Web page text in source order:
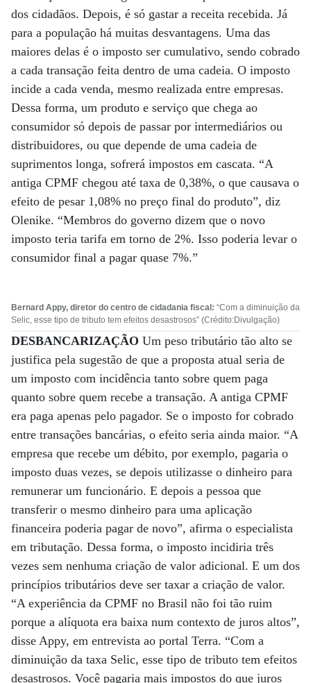
dos cidadãos. Depois, é só gastar a receita recebida. Já
para a população há muitas desvantagens. Uma das
maiores delas é o imposto ser cumulativo, sendo cobrado
a cada transação feita dentro de uma cadeia. O imposto
incide a cada venda, mesmo realizada entre empresas.
Dessa forma, um produto e serviço que chega ao
consumidor só depois de passar por intermediários ou
distribuidores, ou que depende de uma cadeia de
suprimentos longa, sofrerá impostos em cascata. “A
antiga CPMF chegou até taxa de 0,38%, o que causava o
efeito de pesar 1,08% no preço final do produto”, diz
Olenike. “Membros do governo dizem que o novo
imposto teria tarifa em torno de 2%. Isso poderia levar o
consumidor final a pagar quase 7%.”
Bernard Appy, diretor do centro de cidadania fiscal: “Com a diminuição da
Selic, esse tipo de tributo tem efeitos desastrosos” (Crédito:Divulgação)
DESBANCARIZAÇÃO Um peso tributário tão alto se
justifica pela sugestão de que a proposta atual seria de
um imposto com incidência tanto sobre quem paga
quanto sobre quem recebe a transação. A antiga CPMF
era paga apenas pelo pagador. Se o imposto for cobrado
entre transações bancárias, o efeito seria ainda maior. “A
empresa que recebe um débito, por exemplo, pagaria o
imposto duas vezes, se depois utilizasse o dinheiro para
remunerar um funcionário. E depois a pessoa que
transferir o mesmo dinheiro para uma aplicação
financeira poderia pagar de novo”, afirma o especialista
em tributação. Dessa forma, o imposto incidiria três
vezes sem nenhuma criação de valor adicional. E um dos
princípios tributários deve ser taxar a criação de valor.
“A experiência da CPMF no Brasil não foi tão ruim
porque a alíquota era baixa num contexto de juros altos”,
disse Appy, em entrevista ao portal Terra. “Com a
diminuição da taxa Selic, esse tipo de tributo tem efeitos
desastrosos. Você pagaria mais impostos do que juros